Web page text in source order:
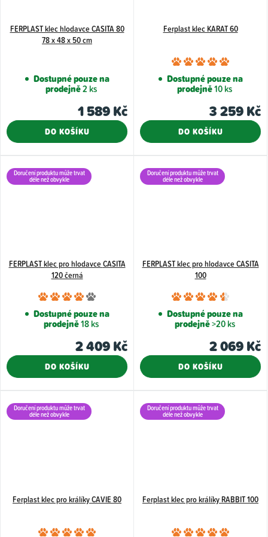
FERPLAST klec hlodavce CASITA 80
78 x 48 x 50 cm
Dostupné pouze na
prodejně2 ks
1 589 Kč
DO KOŠÍKU
Ferplast klec KARAT 60
je
5,0
Dostupné pouze na
prodejně10 ks
3 259 Kč
DO KOŠÍKU
Doručení produktu může trvat
déle než obvykle
FERPLAST klec pro hlodavce CASITA
120 černá
Průměrné
hodnocení
produktu
je
4,0
Dostupné pouze na
prodejně18 ks
2 409 Kč
DO KOŠÍKU
Doručení produktu může trvat
déle než obvykle
FERPLAST klec pro hlodavce CASITA
100
je
4,5
Dostupné pouze na
prodejně>20 ks
2 069 Kč
DO KOŠÍKU
Doručení produktu může trvat
déle než obvykle
Ferplast klec pro králíky CAVIE 80
Průměrné
Doručení produktu může trvat
déle než obvykle
Ferplast klec pro králíky RABBIT 100